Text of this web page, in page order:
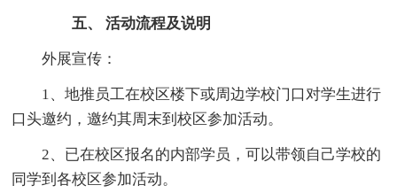
五、 活动流程及说明
外展宣传：
1、地推员工在校区楼下或周边学校门口对学生进行
口头邀约，邀约其周末到校区参加活动。
2、已在校区报名的内部学员，可以带领自己学校的
同学到各校区参加活动。